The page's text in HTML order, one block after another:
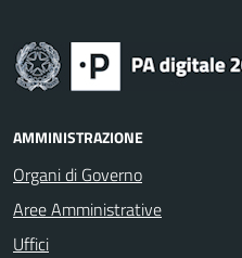
AMMINISTRAZIONE
Organi di Governo
Aree Amministrative
Uffici